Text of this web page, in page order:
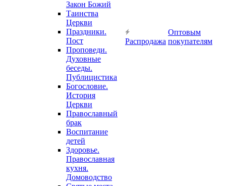
Закон Божий
Таинства
Церкви
Праздники.
Пост
Проповеди.
Духовные
беседы.
Публицистика
Богословие.
История
Церкви
Православный
брак
Воспитание
детей
Здоровье.
Православная
кухня.
Домоводство
Распродажа
Оптовым
покупателям